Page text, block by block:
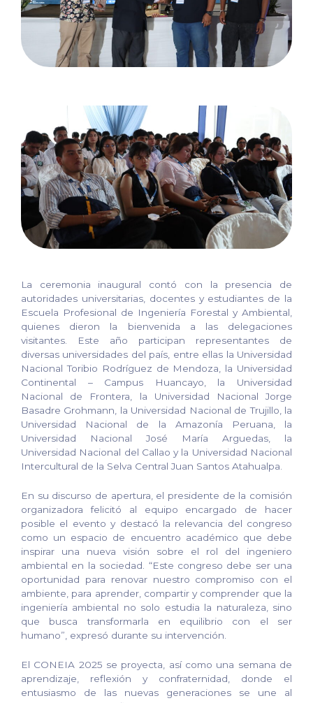
La ceremonia inaugural contó con la presencia de
autoridades universitarias, docentes y estudiantes de la
Escuela Profesional de Ingeniería Forestal y Ambiental,
quienes dieron la bienvenida a las delegaciones
visitantes. Este año participan representantes de
diversas universidades del país, entre ellas la Universidad
Nacional Toribio Rodríguez de Mendoza, la Universidad
Continental – Campus Huancayo, la Universidad
Nacional de Frontera, la Universidad Nacional Jorge
Basadre Grohmann, la Universidad Nacional de Trujillo, la
Universidad Nacional de la Amazonía Peruana, la
Universidad Nacional José María Arguedas, la
Universidad Nacional del Callao y la Universidad Nacional
Intercultural de la Selva Central Juan Santos Atahualpa.
En su discurso de apertura, el presidente de la comisión
organizadora felicitó al equipo encargado de hacer
posible el evento y destacó la relevancia del congreso
como un espacio de encuentro académico que debe
inspirar una nueva visión sobre el rol del ingeniero
ambiental en la sociedad. “Este congreso debe ser una
oportunidad para renovar nuestro compromiso con el
ambiente, para aprender, compartir y comprender que la
ingeniería ambiental no solo estudia la naturaleza, sino
que busca transformarla en equilibrio con el ser
humano”, expresó durante su intervención.
El CONEIA 2025 se proyecta, así como una semana de
aprendizaje, reflexión y confraternidad, donde el
entusiasmo de las nuevas generaciones se une al